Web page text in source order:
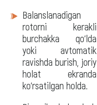
Balanslanadigan
rotorni kerakli
burchakka qo‘lda
yoki avtomatik
ravishda burish, joriy
holat ekranda
ko‘rsatilgan holda.